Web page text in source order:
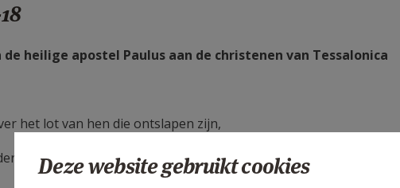
heilige apostel Paulus aan de christenen van Tessalonica
het lot van hen die ontslapen zijn,
mensen,
Deze website gebruikt cookies